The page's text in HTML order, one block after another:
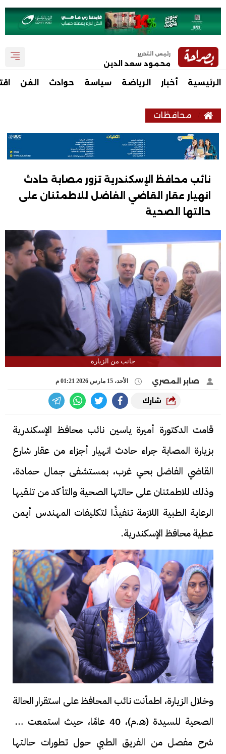
رئيس التحرير
محمود سعد الدين
الرئيسية أخبار الرياضة سياسة حوادث الفن
محافظات
نائب محافظ الإسكندرية تزور مصابة حادث
انهيار عقار القاضي الفاضل للاطمئنان على
حالتها الصحية
جانب من الزيارة
صابر المصري الأحد، 15 مارس 2026 01:21 م
شارك
قامت الدكتورة أميرة ياسين نائب محافظ الإسكندرية
بزيارة المصابة جراء حادث انهيار أجزاء من عقار شارع
القاضي الفاضل بحي غرب، بمستشفى جمال حمادة،
وذلك للاطمئنان على حالتها الصحية والتأكد من تلقيها
الرعاية الطبية اللازمة تنفيذًا لتكليفات المهندس أيمن
عطية محافظ الإسكندرية.
وخلال الزيارة، اطمأنت نائب المحافظ على استقرار الحالة
الصحية للسيدة (هـ.م)، 40 عامًا، حيث استمعت إلى
شرح مفصل من الفريق الطبي حول تطورات حالتها